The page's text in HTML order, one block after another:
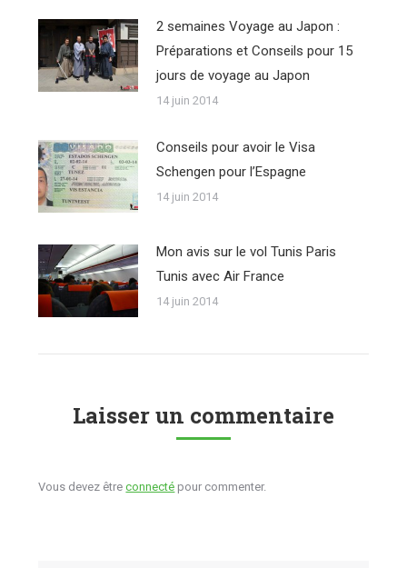
2 semaines Voyage au Japon :
Préparations et Conseils pour 15
jours de voyage au Japon
14 juin 2014
Conseils pour avoir le Visa
Schengen pour l’Espagne
14 juin 2014
Mon avis sur le vol Tunis Paris
Tunis avec Air France
14 juin 2014
Laisser un commentaire
Vous devez êtreconnecté pour commenter.